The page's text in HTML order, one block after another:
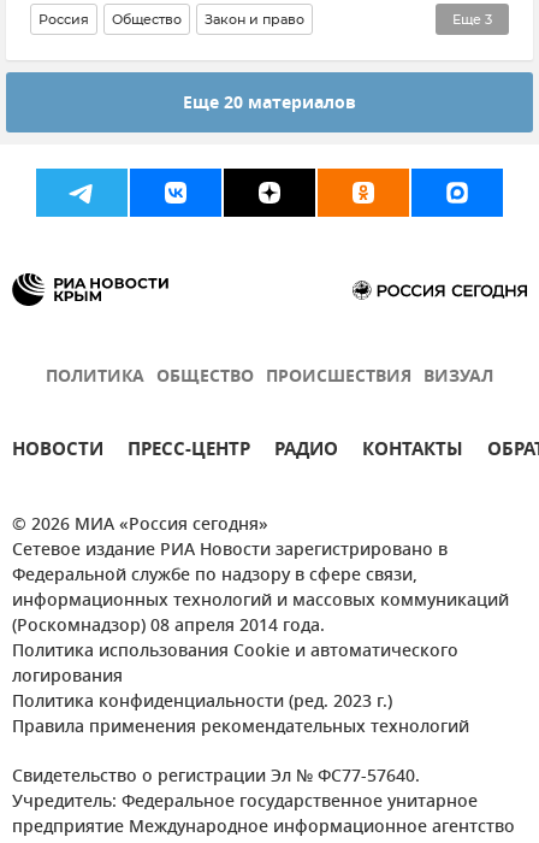
Еще 3
Россия Общество Закон и право
Правительство России Михаил Мишустин
Еще 20 материалов
ПОЛИТИКА ОБЩЕСТВО ПРОИСШЕСТВИЯ ВИЗУАЛ
НОВОСТИ ПРЕСС-ЦЕНТР РАДИО КОНТАКТЫ
© 2026 МИА «Россия сегодня»
Сетевое издание РИА Новости зарегистрировано в
Федеральной службе по надзору в сфере связи,
информационных технологий и массовых коммуникаций
(Роскомнадзор) 08 апреля 2014 года.
Политика использования Cookie и автоматического
логирования
Политика конфиденциальности (ред. 2023 г.)
Правила применения рекомендательных технологий
Свидетельство о регистрации Эл № ФС77-57640.
Учредитель: Федеральное государственное унитарное
предприятие Международное информационное агентство